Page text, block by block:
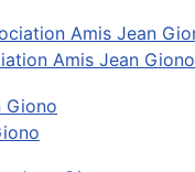
Amis Jean Giono